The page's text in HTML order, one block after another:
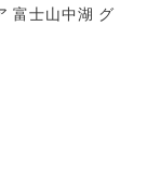
富士山中湖 グ